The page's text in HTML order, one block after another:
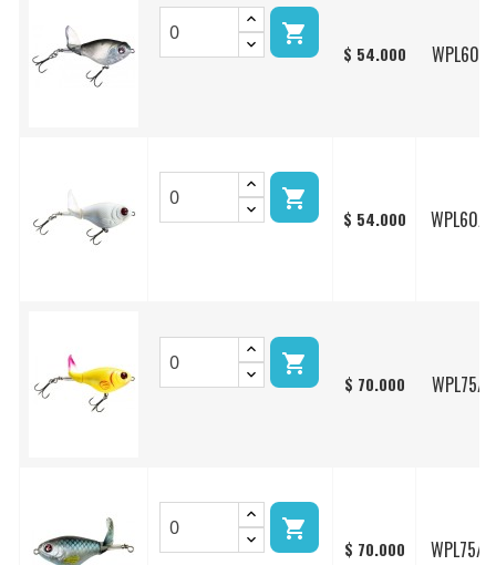

$ 54.000 WPL60/

$ 54.000 WPL60/

$ 70.000 WPL75/

$ 70.000 WPL75/